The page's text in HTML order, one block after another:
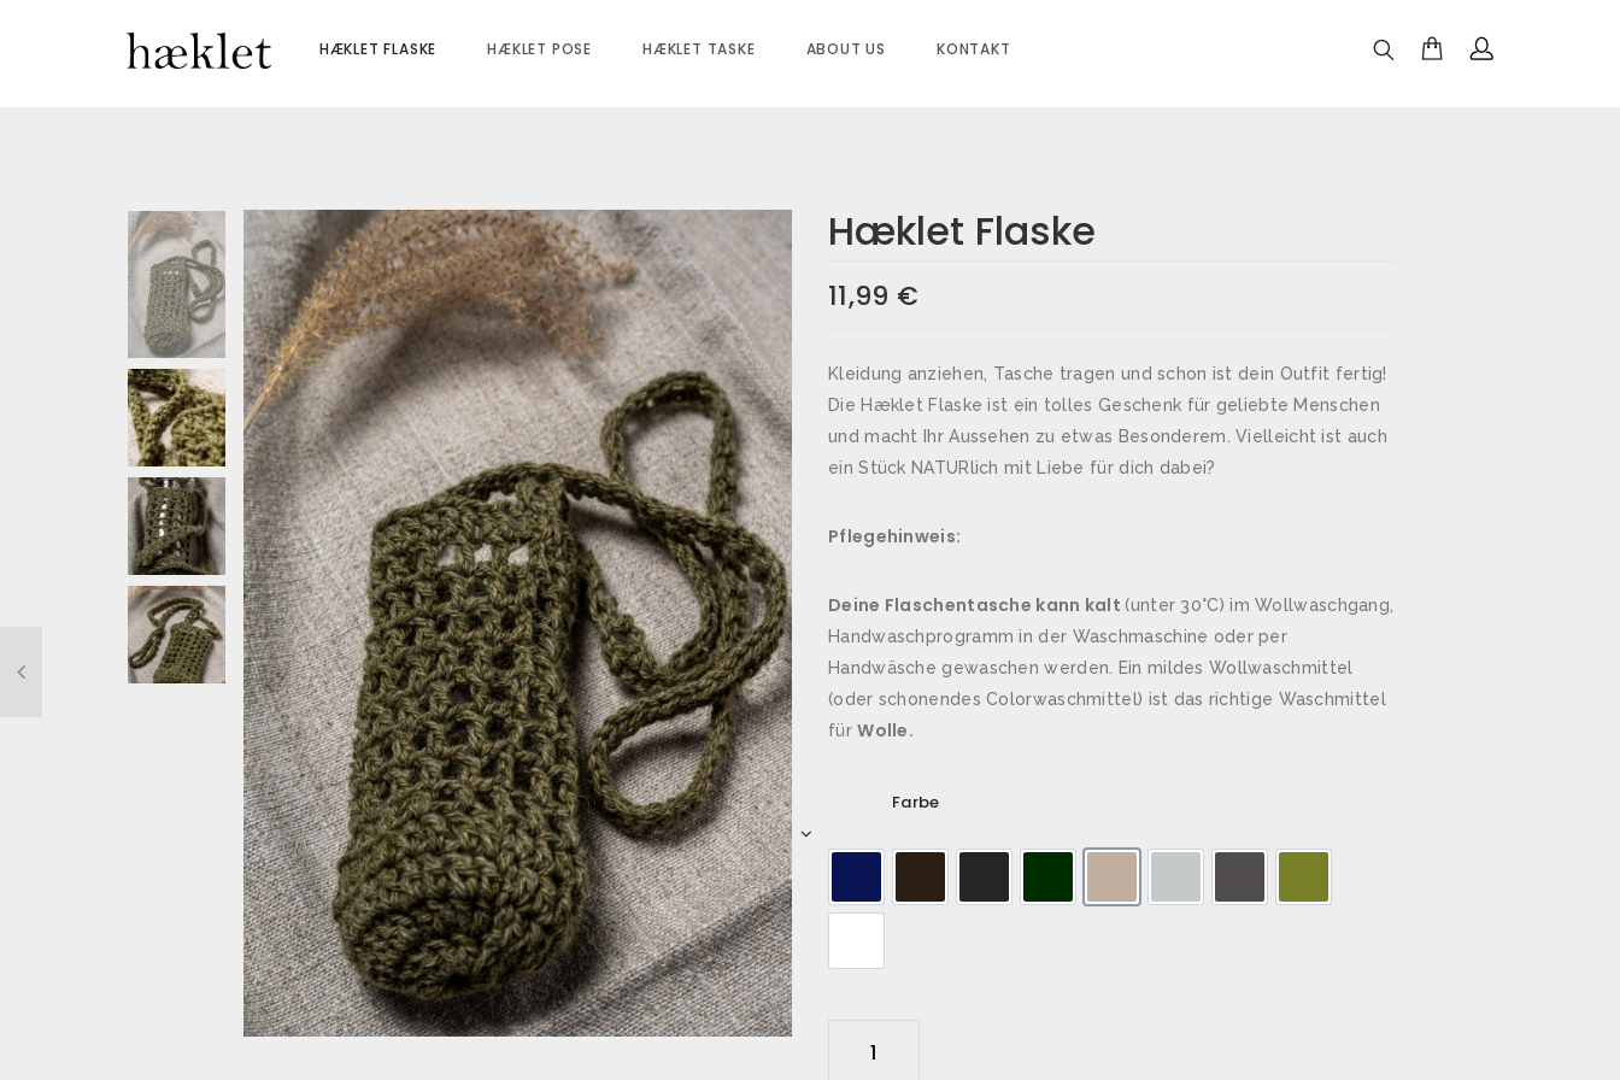
HÆKLET FLASKE HÆKLET POSE HÆKLET TASKE ABOUT US KONTAKT
Hæklet Flaske
11,99 €
Kleidung anziehen, Tasche tragen und schon ist dein Outfit fertig!
Die Hæklet Flaske ist ein tolles Geschenk für geliebte Menschen
und macht Ihr Aussehen zu etwas Besonderem. Vielleicht ist auch
ein Stück NATURlich mit Liebe für dich dabei?
Pflegehinweis:
Deine Flaschentasche kann kalt (unter 30°C) im Wollwaschgang,
Handwaschprogramm in der Waschmaschine oder per
Handwäsche gewaschen werden. Ein mildes Wollwaschmittel
(oder schonendes Colorwaschmittel) ist das richtige Waschmittel
fürWolle.
Farbe
dunkelblau,dunkelbraun,dunkelgrau,dunkelgrün, hellbraun
mittelgrau,olive,weiß